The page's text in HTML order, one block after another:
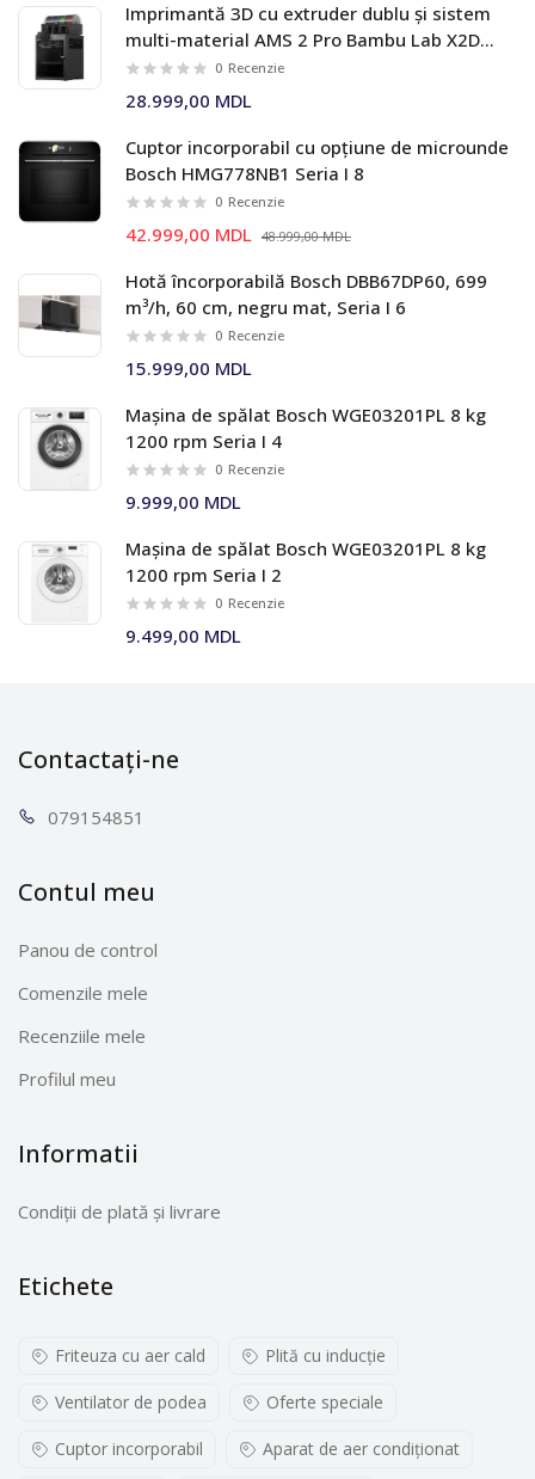
Imprimantă 3D cu extruder dublu și sistem
multi-material AMS 2 Pro Bambu Lab X2D
Combo
0 Recenzie
28.999,00 MDL
Cuptor incorporabil cu opțiune de microunde
Bosch HMG778NB1 Seria I 8
0 Recenzie
42.999,00 MDL 48.999,00 MDL
Hotă încorporabilă Bosch DBB67DP60, 699
m³/h, 60 cm, negru mat, Seria I 6
0 Recenzie
15.999,00 MDL
Mașina de spălat Bosch WGE03201PL 8 kg
1200 rpm Seria I 4
0 Recenzie
9.999,00 MDL
Mașina de spălat Bosch WGE03201PL 8 kg
1200 rpm Seria I 2
0 Recenzie
9.499,00 MDL
Contactați-ne
0791 54851
Contul meu
Panou de control
Comenzile mele
Recenziile mele
Profilul meu
Informatii
Condiții de plată și livrare
Etichete
Friteuza cu aer cald Plită cu inducţie
Ventilator de podea Oferte speciale
Cuptor incorporabil Aparat de aer condiționat